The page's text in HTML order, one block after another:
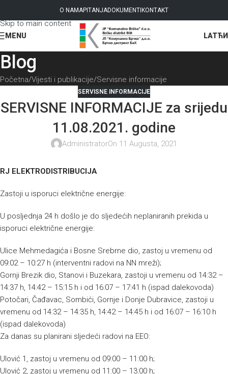
Skip to navigation
Skip to main content
O NAMAPITANJADOKUMENTI KONTAKT
MENU LAT
Blog
Početna Vijesti i publikacije Servisne informacije
SERVISNE INFORMACIJE
SERVISNE INFORMACIJE za srijedu
11.08.2021. godine
AdministratorOn 11 Augusta, 2021
RJ ELEKTRODISTRIBUCIJA
Zastoji u isporuci električne energije:
U posljednja 24 h došlo je do sljedećih neplaniranih prekida u
isporuci električne energije:
Ulice Mehmedagića i Bosne Srebrne dio, zastoj u vremenu od
09:02 – 10:27 h (interventni radovi na NN mreži);
Gornji Brezik dio, Stanovi i Buzekara, zastoji u vremenu od 14:32 –
14:37 h, 14:42 – 15:15 h i od 16:07 – 17:41 h (ispad dalekovoda)
Potočari, Čađavac, Sombići, Gornje i Donje Dubravice, zastoji u
vremenu od 14:32 – 14:35 h, 14:42 – 14:45 h i od 16:07 – 16:10 h
(ispad dalekovoda)
Za danas su planirani sljedeći radovi na EEO:
Ulović 1, zastoj u vremenu od 09:00 – 11:00 h;
Ulović 2, zastoj u vremenu od 11:00 – 13:00 h;